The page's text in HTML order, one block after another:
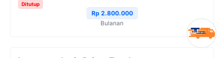
Ditutup
Rp 2.800.000
Bulanan